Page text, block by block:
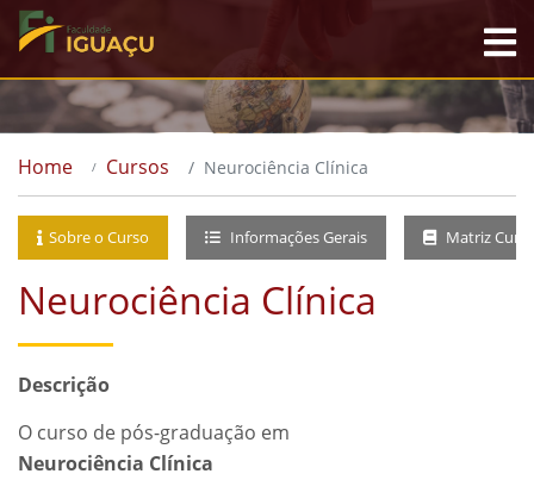
Home Cursos Neurociência Clínica
Sobre o Curso Informações Gerais Matriz
Neurociência Clínica
Descrição
O curso de pós-graduação em
Neurociência Clínica